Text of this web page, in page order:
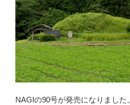
NAGIの90号が発売になりまし